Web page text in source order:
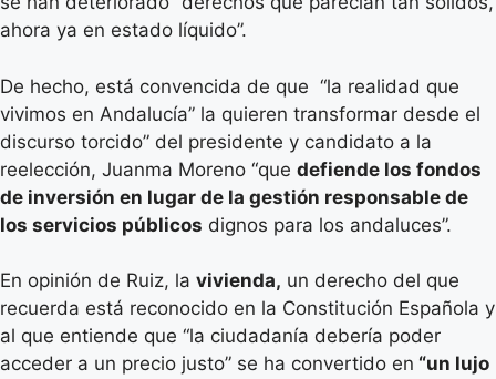
ahora ya en estado líquido”.
De hecho, está convencida de que “la realidad que
vivimos en Andalucía” la quieren transformar desde el
discurso torcido” del presidente y candidato a la
reelección, Juanma Moreno “que defiende los fondos
de inversión en lugar de la gestión responsable de
los servicios públicos dignos para los andaluces”.
En opinión de Ruiz, la vivienda, un derecho del que
recuerda está reconocido en la Constitución Española y
al que entiende que “la ciudadanía debería poder
acceder a un precio justo” se ha convertido en “un lujo